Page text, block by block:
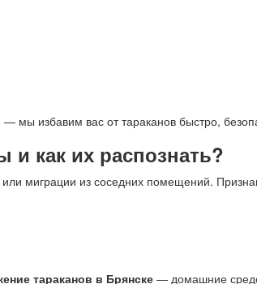
мы избавим вас от тараканов быстро,
и как их распознать?
миграции из соседних помещений.
тараканов в Брянске— домашние